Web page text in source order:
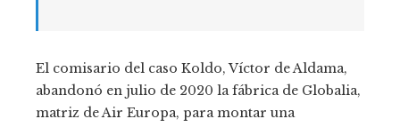
El comisario del caso Koldo, Víctor de Aldama,
abandonó en julio de 2020 la fábrica de Globalia,
matriz de Air Europa, para montar una